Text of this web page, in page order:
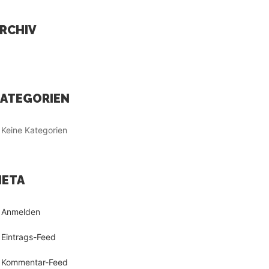
Keine Kategorien
Anmelden
Eintrags-Feed
Kommentar-Feed